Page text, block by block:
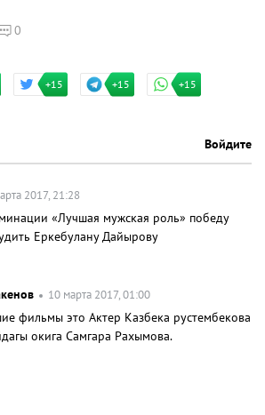
0
+15 +15 +15
Войдите
2017, 21:28
«Лучшая мужская роль» победу
Еркебулану Дайырову
10 марта 2017, 01:00
фильмы это Актер Казбека рустембекова
окига Самгара Рахымова.